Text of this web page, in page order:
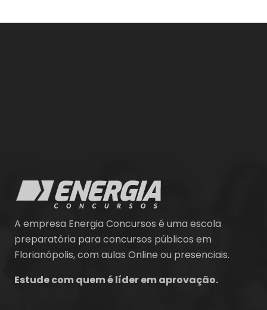
A empresa Energia Concursos é uma escola
preparatória para concursos públicos em
Florianópolis, com aulas Online ou presenciais.
Estude com quem é líder em aprovação.